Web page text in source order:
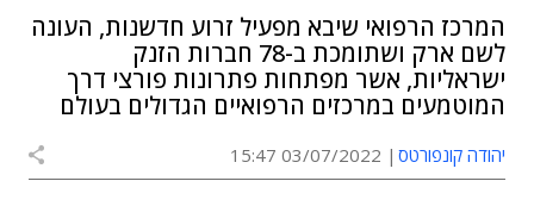
המרכז הרפואי שיבא מפעיל זרוע חדשנות, העונה
לשם ארק ושתומכת ב-78 חברות הזנק
ישראליות, אשר מפתחות פתרונות פורצי דרך
המוטמעים במרכזים הרפואיים הגדולים בעולם
יהודה קונפורטס 03/07/2022 15:47